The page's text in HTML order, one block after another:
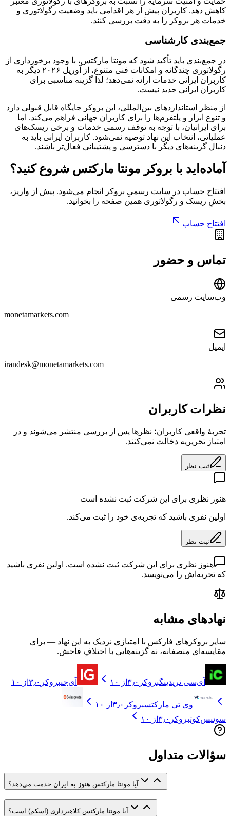
کاهش دهد. کاربران پیش از هر اقدامی باید وضعیت رگولاتوری و
خدمات هر بروکر را به دقت بررسی کنند.
جمع‌بندی کارشناسی
در جمع‌بندی باید تأکید شود که مونتا مارکتس، با وجود برخورداری از
رگولاتوری چندگانه و امکانات فنی متنوع، از آوریل ۲۰۲۶ دیگر به
کاربران ایرانی خدمات ارائه نمی‌دهد؛ لذا گزینه مناسبی برای
کاربران ایرانی جدید نیست.
از منظر استانداردهای بین‌المللی، این بروکر جایگاه قابل قبولی دارد
و تنوع ابزار و پلتفرم‌ها را برای کاربران جهانی فراهم می‌کند. اما
برای ایرانیان، با توجه به توقف رسمی خدمات و برخی ریسک‌های
عملیاتی، انتخاب این نهاد توصیه نمی‌شود. کاربران ایرانی باید به
دنبال گزینه‌های دیگر با دسترسی و پشتیبانی فعال‌تر باشند.
آماده‌اید با بروکر مونتا مارکتس شروع کنید؟
افتتاح حساب در سایت رسمیِ بروکر
انجام می‌شود. پیش از واریز،
بخشِ ریسک و رگولاتوری همین صفحه را بخوانید.
افتتاح حساب
تماس و حضور
وب‌سایت رسمی
monetamarkets.com
ایمیل
irandesk@monetamarkets.com
نظرات کاربران
تجربهٔ واقعی کاربران؛ نظرها پس از بررسی منتشر می‌شوند و در
امتیاز تحریریه دخالت نمی‌کنند.
ثبت نظر
هنوز نظری برای این شرکت ثبت نشده است
اولین نفری باشید که تجربه‌ی خود را ثبت می‌کند.
ثبت نظر
هنوز نظری برای این شرکت ثبت نشده است. اولین نفری باشید
که تجربه‌اش را می‌نویسد.
نهادهای مشابه
سایر بروکرهای فارکس با امتیازی نزدیک به این نهاد — برای
مقایسه‌ای منصفانه، نه گزینه‌هایی با اختلافِ فاحش.
آی‌سی تریدینگبروکر ۳٫۰ از ۱۰ آی‌جیبروکر ۳٫۰ از ۱۰
وی تی مارکتسبروکر ۳٫۰ از ۱۰
سوئیس‌کوتبروکر ۳٫۰ از ۱۰
سؤالات متداول
آیا مونتا مارکتس هنوز به ایران خدمت می‌دهد؟
آیا مونتا مارکتس کلاهبرداری (اسکم) است؟